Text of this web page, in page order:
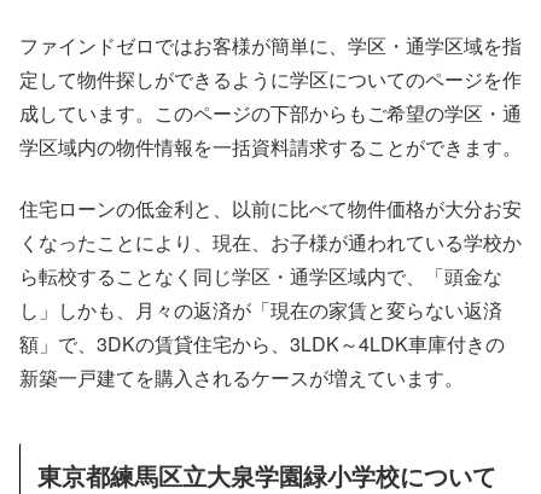
ファインドゼロではお客様が簡単に、学区・通学区域を指
定して物件探しができるように学区についてのページを作
成しています。このページの下部からもご希望の学区・通
学区域内の物件情報を一括資料請求することができます。
住宅ローンの低金利と、以前に比べて物件価格が大分お安
くなったことにより、現在、お子様が通われている学校か
ら転校することなく同じ学区・通学区域内で、「頭金な
し」しかも、月々の返済が「現在の家賃と変らない返済
額」で、3DKの賃貸住宅から、3LDK～4LDK車庫付きの
新築一戸建てを購入されるケースが増えています。
東京都練馬区立大泉学園緑小学校について